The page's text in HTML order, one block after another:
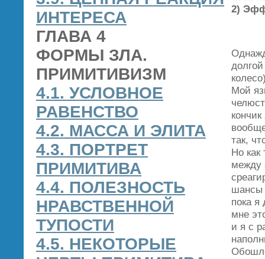
ИНТЕРЕСА
ГЛАВА 4
ФОРМЫ ЗЛА.
ПРИМИТИВИЗМ
4.1. УСЛОВНОЕ
РАВЕНСТВО
4.2. МАССА И ЭЛИТА
4.3. ПОРТРЕТ
ПРИМИТИВА
4.4. ПОЛЕЗНОСТЬ
НРАВСТВЕННОЙ
ТУПОСТИ
4.5. НЕКОТОРЫЕ
2)
Мой
так,
Но как
между
шансы
пока
мне
и я с